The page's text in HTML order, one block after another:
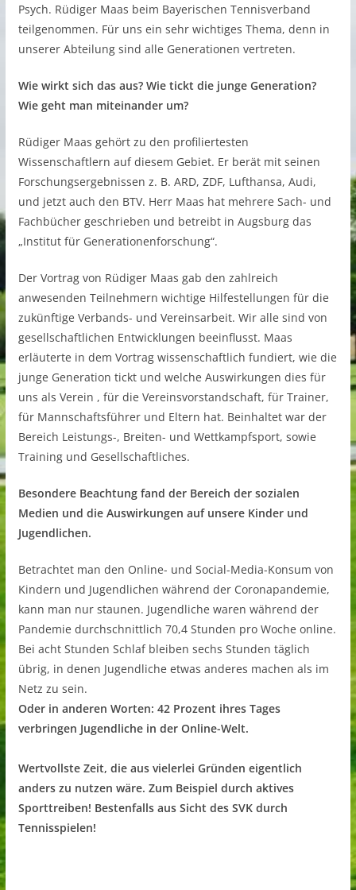
Psych. Rüdiger Maas beim Bayerischen Tennisverband
teilgenommen. Für uns ein sehr wichtiges Thema, denn in
unserer Abteilung sind alle Generationen vertreten.
Wie wirkt sich das aus? Wie tickt die junge Generation?
Wie geht man miteinander um?
Rüdiger Maas gehört zu den profiliertesten
Wissenschaftlern auf diesem Gebiet. Er berät mit seinen
Forschungsergebnissen z. B. ARD, ZDF, Lufthansa, Audi,
und jetzt auch den BTV. Herr Maas hat mehrere Sach- und
Fachbücher geschrieben und betreibt in Augsburg das
„Institut für Generationenforschung“.
Der Vortrag von Rüdiger Maas gab den zahlreich
anwesenden Teilnehmern wichtige Hilfestellungen für die
zukünftige Verbands- und Vereinsarbeit. Wir alle sind von
gesellschaftlichen Entwicklungen beeinflusst. Maas
erläuterte in dem Vortrag wissenschaftlich fundiert, wie die
junge Generation tickt und welche Auswirkungen dies für
uns als Verein , für die Vereinsvorstandschaft, für Trainer,
für Mannschaftsführer und Eltern hat. Beinhaltet war der
Bereich Leistungs-, Breiten- und Wettkampfsport, sowie
Training und Gesellschaftliches.
Besondere Beachtung fand der Bereich der sozialen
Medien und die Auswirkungen auf unsere Kinder und
Jugendlichen.
Betrachtet man den Online- und Social-Media-Konsum von
Kindern und Jugendlichen während der Coronapandemie,
kann man nur staunen. Jugendliche waren während der
Pandemie durchschnittlich 70,4 Stunden pro Woche online.
Bei acht Stunden Schlaf bleiben sechs Stunden täglich
übrig, in denen Jugendliche etwas anderes machen als im
Netz zu sein.
Oder in anderen Worten: 42 Prozent ihres Tages
verbringen Jugendliche in der Online-Welt.
Wertvollste Zeit, die aus vielerlei Gründen eigentlich
anders zu nutzen wäre. Zum Beispiel durch aktives
Sporttreiben! Bestenfalls aus Sicht des SVK durch
Tennisspielen!